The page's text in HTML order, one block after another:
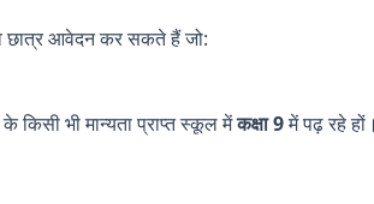
आवेदन कर सकते हैं जो:
किसी भी मान्यता प्राप्त स्कूल मेंकक्षा 9में पढ़ रहे हों।